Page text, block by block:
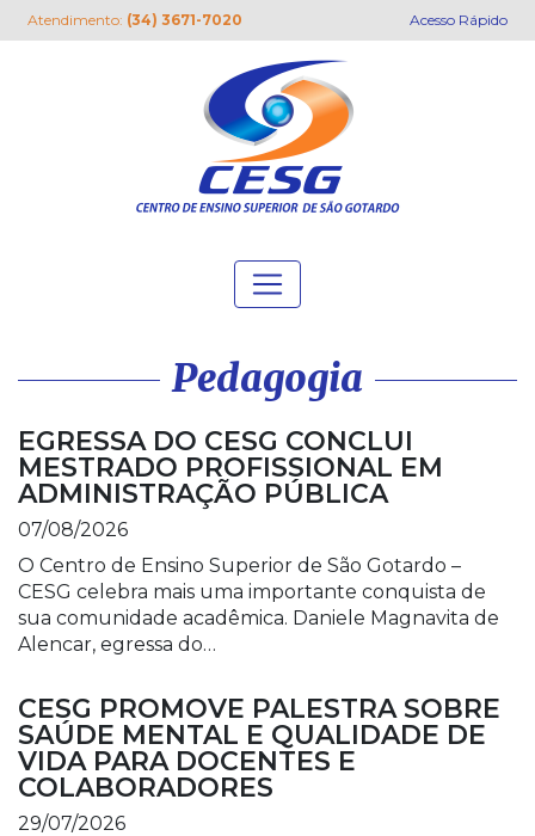
Atendimento: (34) 3671-7020 Acesso Rápido
Pedagogia
EGRESSA DO CESG CONCLUI
MESTRADO PROFISSIONAL EM
ADMINISTRAÇÃO PÚBLICA
07/08/2026
O Centro de Ensino Superior de São Gotardo –
CESG celebra mais uma importante conquista de
sua comunidade acadêmica. Daniele Magnavita de
Alencar, egressa do…
CESG PROMOVE PALESTRA SOBRE
SAÚDE MENTAL E QUALIDADE DE
VIDA PARA DOCENTES E
COLABORADORES
29/07/2026